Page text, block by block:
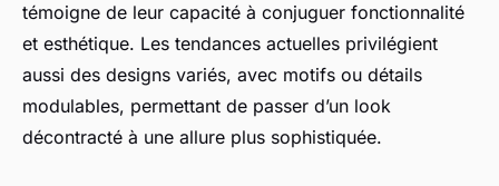
témoigne de leur capacité à conjuguer fonctionnalité
et esthétique. Les tendances actuelles privilégient
aussi des designs variés, avec motifs ou détails
modulables, permettant de passer d’un look
décontracté à une allure plus sophistiquée.